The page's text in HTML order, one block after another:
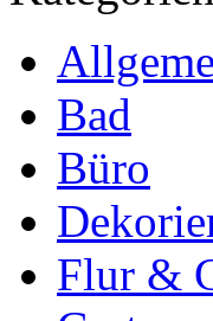
Bad
Büro
Flur &